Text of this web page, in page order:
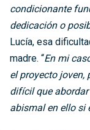
condicionante
dedicación o
Lucía, esa
madre. “En mi
el proyecto joven,
difícil que
abismal en ello si